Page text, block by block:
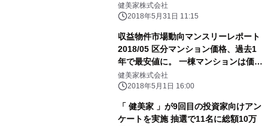
イント減
健美家株式会社
2018年5月31日 11:15
収益物件市場動向マンスリーレポート
2018/05 区分マンション価格、過去1
年で最安値に。 一棟マンションは価
格・利回りとも緩やかに上昇
健美家株式会社
2018年5月1日 16:00
「 健美家 」が9回目の投資家向けアン
ケートを実施 抽選で11名に総額10万